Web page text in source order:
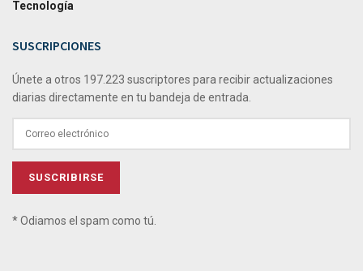
Tecnología
SUSCRIPCIONES
Únete a otros 197.223 suscriptores para recibir actualizaciones
diarias directamente en tu bandeja de entrada.
* Odiamos el spam como tú.